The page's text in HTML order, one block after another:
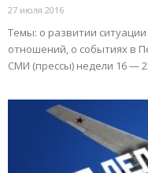
27 июля 2016
Темы: о развитии
отношений, о событиях в
СМИ (прессы) недели 16 —